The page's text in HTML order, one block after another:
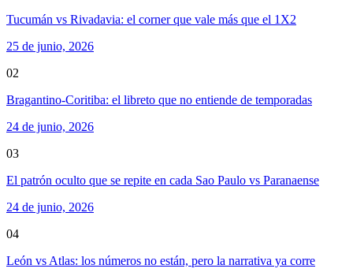
Tucumán vs Rivadavia: el corner que vale más que el 1X2
25 de junio, 2026
02
Bragantino-Coritiba: el libreto que no entiende de temporadas
24 de junio, 2026
03
El patrón oculto que se repite en cada Sao Paulo vs Paranaense
24 de junio, 2026
04
León vs Atlas: los números no están, pero la narrativa ya corre